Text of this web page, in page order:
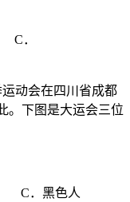
动会在四川省成都
。下图是大运会三位
．黑色人